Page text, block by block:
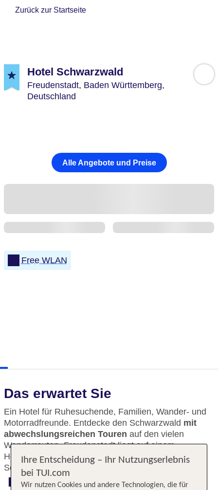
Zurück zur Startseite
Hotel Schwarzwald
Freudenstadt, Baden Württemberg,
Deutschland
Alle Angebote und Preise
Free WLAN
Das erwartet Sie
Ein Hotel für Ruhesuchende, Familien, Wander- und
Motorradfreunde. Entdecke den Schwarzwald mit
abwechslungsreichen Touren auf den vielen
Wanderrouten. Freudenstadt liegt auf einem
Hochplateau, die Nähe zu Frankreich und der
Schweiz macht diese Gegend so reizvoll.
Highlights
Ihre Entscheidung – Ihr Nutzungserlebnis
bei TUI.com
Wir nutzen Cookies und andere Technologien, die für